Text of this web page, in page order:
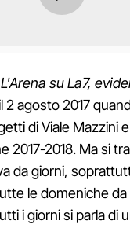
su La7,
2 agosto 2017
di Viale Mazzini
2017-2018. Ma si
da giorni,
le domeniche da
i giorni si parla di